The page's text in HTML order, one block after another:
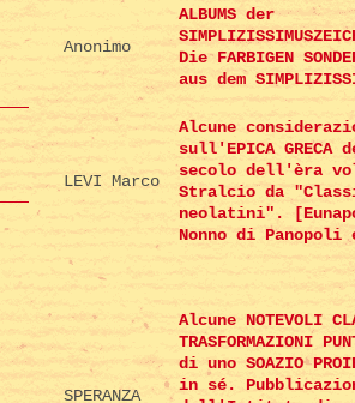
Anonimo
ALBUMS der
Die FARBIGEN
aus dem
LEVI Marco
Alcune
sull'EPICA GRECA
secolo dell'èra
Stralcio da
neolatini".
Nonno di Panopoli
SPERANZA
Alcune NOTEVOLI
TRASFORMAZIONI
di uno SOAZIO
in sé.